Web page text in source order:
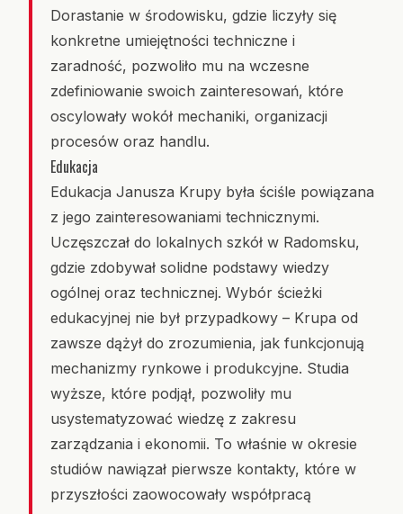
Dorastanie w środowisku, gdzie liczyły się
konkretne umiejętności techniczne i
zaradność, pozwoliło mu na wczesne
zdefiniowanie swoich zainteresowań, które
oscylowały wokół mechaniki, organizacji
procesów oraz handlu.
Edukacja
Edukacja Janusza Krupy była ściśle powiązana
z jego zainteresowaniami technicznymi.
Uczęszczał do lokalnych szkół w Radomsku,
gdzie zdobywał solidne podstawy wiedzy
ogólnej oraz technicznej. Wybór ścieżki
edukacyjnej nie był przypadkowy – Krupa od
zawsze dążył do zrozumienia, jak funkcjonują
mechanizmy rynkowe i produkcyjne. Studia
wyższe, które podjął, pozwoliły mu
usystematyzować wiedzę z zakresu
zarządzania i ekonomii. To właśnie w okresie
studiów nawiązał pierwsze kontakty, które w
przyszłości zaowocowały współpracą